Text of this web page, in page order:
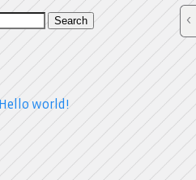
Search
Hello world!